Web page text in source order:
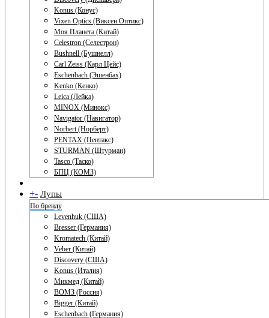
Konus (Конус)
Vixen Optics (Виксен Оптикс)
Моя Планета (Китай)
Celestron (Селестрон)
Bushnell (Бушнелл)
Carl Zeiss (Карл Цейс)
Eschenbach (Эшенбах)
Kenko (Кенко)
Leica (Лейка)
MINOX (Минокс)
Navigator (Навигатор)
Norbert (Норберт)
PENTAX (Пентакс)
STURMAN (Штурман)
Tasco (Таско)
БПЦ (КОМЗ)
+- Лупы
По бренду
Levenhuk (США)
Bresser (Германия)
Kromatech (Китай)
Veber (Китай)
Discovery (США)
Konus (Италия)
Микмед (Китай)
ВОМЗ (Россия)
Bigger (Китай)
Eschenbach (Германия)